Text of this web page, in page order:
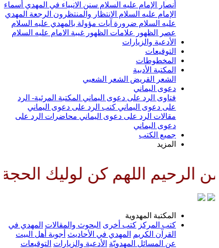
الإمام عليه السلامسنن الانبياء في المهديأسماء
عليه السلامالانتظار والمنتظرونالرجعةالمهدي
السلام ضرورة آيات مؤولة بالمهدي عليه السلام
علامات الظهورغيبة الامام عليه السلام
والزيارات
الأدبية
الشعر الشعبي
اليماني
الرد على دعوى اليماني المكتبة المرئية- الرد
دعوى اليماني كتب الرد على دعوى اليماني
الرد على دعوى اليماني محاضرات الرد على
كن لوليك الحجة بن
المهدوية
كتب أخرى البحوث والمقالات المهدي في
المهدي في الأحاديث أجوبة أهل البيت
المسائل المهدويّة الأدعية والزيارات التوقيعات